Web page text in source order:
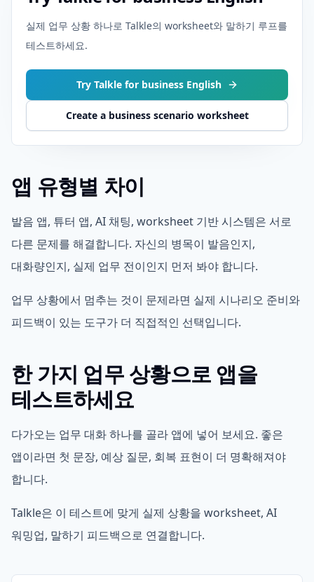
실제 업무 상황 하나로 Talkle의 worksheet와 말하기 루프를
테스트하세요.
Try Talkle for business English
Create a business scenario worksheet
앱 유형별 차이
발음 앱, 튜터 앱, AI 채팅, worksheet 기반 시스템은 서로
다른 문제를 해결합니다. 자신의 병목이 발음인지,
대화량인지, 실제 업무 전이인지 먼저 봐야 합니다.
업무 상황에서 멈추는 것이 문제라면 실제 시나리오 준비와
피드백이 있는 도구가 더 직접적인 선택입니다.
한 가지 업무 상황으로 앱을
테스트하세요
다가오는 업무 대화 하나를 골라 앱에 넣어 보세요. 좋은
앱이라면 첫 문장, 예상 질문, 회복 표현이 더 명확해져야
합니다.
Talkle은 이 테스트에 맞게 실제 상황을 worksheet, AI
워밍업, 말하기 피드백으로 연결합니다.